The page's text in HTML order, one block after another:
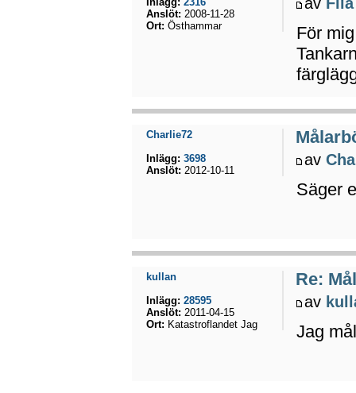
av Flia
För
Anslöt: 2008-11-28
Ort: Östhammar
av
Säger
Charlie72
Inlägg: 3698
Anslöt: 2012-10-11
Re:
av
Jag
kullan
Inlägg: 28595
Anslöt: 2011-04-15
Ort: Katastroflandet Jag